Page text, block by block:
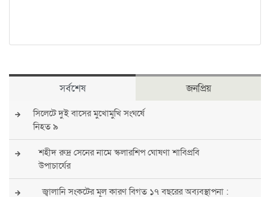
সর্বশেষ জনপ্রিয়
সিলেটে দুই বাসের মুখোমুখি সংঘর্ষে
নিহত ৯
শহীদ রুদ্র সেনের নামে স্কলারশিপ ঘোষণা শাবিপ্রবি
উপাচার্যের
জ্বালানি সংকটের মূল কারণ বিগত ১৭ বছরের অব্যবস্থাপনা :